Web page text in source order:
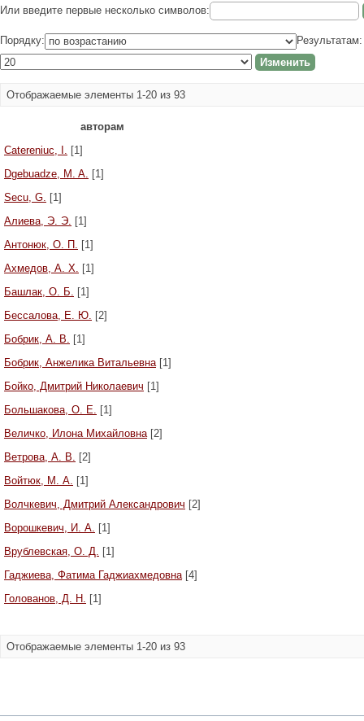
Или введите первые несколько символов:
Порядку: Результатам:
Отображаемые элементы 1-20 из 93
авторам
Catereniuc, I.
[1]
Dgebuadze, M. A. [1]
Secu, G. [1]
Алиева, Э. Э. [1]
Антонюк, О. П. [1]
Ахмедов, А. Х.
[1]
Башлак, О. Б.
[1]
Бессалова, Е. Ю. [2]
Бобрик, А. В.
[1]
Бобрик, Анжелика Витальевна [1]
Бойко, Дмитрий Николаевич [1]
Большакова, О. Е.
[1]
Величко, Илона Михайловна [2]
Ветрова, А. В.
[2]
Войтюк, М. А. [1]
Волчкевич, Дмитрий Александрович [2]
Ворошкевич, И. А. [1]
Врублевская, О. Д.
[1]
Гаджиева, Фатима Гаджиахмедовна [4]
Голованов, Д. Н. [1]
Отображаемые элементы 1-20 из 93